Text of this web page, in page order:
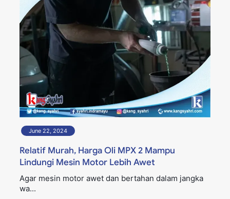
June 22, 2024
Relatif Murah, Harga Oli MPX 2 Mampu
Lindungi Mesin Motor Lebih Awet
Agar mesin motor awet dan bertahan dalam jangka
wa...